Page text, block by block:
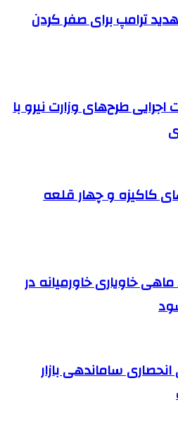
ترامپ برای صفر کردن
اجرایی طرح‌های وزارت نیرو با
کاکیزه و چهار قلعه
ماهی خاویاری خاورمیانه در
ساماندهی بازار